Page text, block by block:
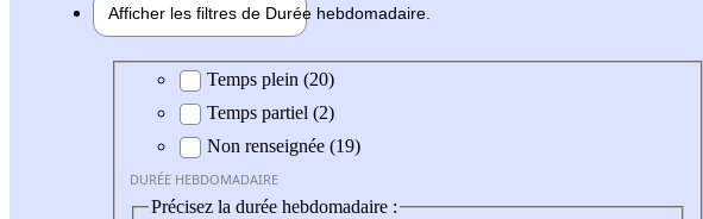
Afficher les filtres de Durée hebdomadaire
Durée hebdomadaire
Temps plein (20)
Temps partiel (2)
Non renseignée (19)
DURÉE HEBDOMADAIRE
Précisez la durée hebdomadaire :